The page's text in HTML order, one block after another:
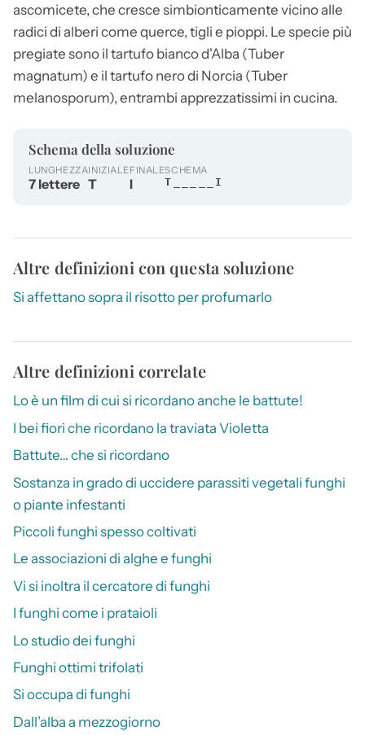
ascomicete, che cresce simbionticamente vicino alle
radici di alberi come querce, tigli e pioppi. Le specie più
pregiate sono il tartufo bianco d'Alba (Tuber
magnatum) e il tartufo nero di Norcia (Tuber
melanosporum), entrambi apprezzatissimi in cucina.
Schema della soluzione
LUNGHEZZA
7 lettere
INIZIALE
T
FINALE
I
SCHEMA
T_____I
Altre definizioni con questa soluzione
Si affettano sopra il risotto per profumarlo
Altre definizioni correlate
Lo è un film di cui si ricordano anche le battute!
I bei fiori che ricordano la traviata Violetta
Battute… che si ricordano
Sostanza in grado di uccidere parassiti vegetali funghi
o piante infestanti
Piccoli funghi spesso coltivati
Le associazioni di alghe e funghi
Vi si inoltra il cercatore di funghi
I funghi come i prataioli
Lo studio dei funghi
Funghi ottimi trifolati
Si occupa di funghi
Dall’alba a mezzogiorno